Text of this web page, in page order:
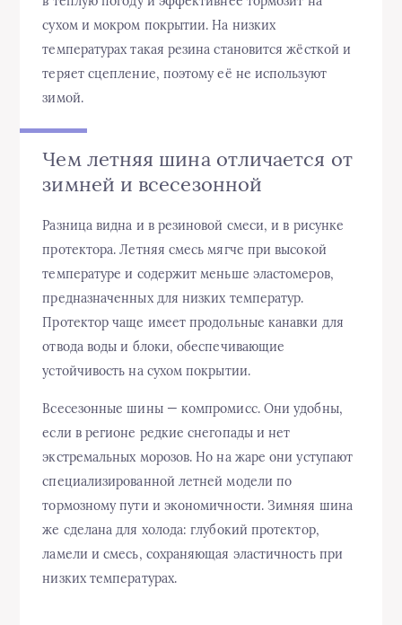
сухом и мокром покрытии. На низких
температурах такая резина становится жёсткой и
теряет сцепление, поэтому её не используют
зимой.
Чем летняя шина отличается от
зимней и всесезонной
Разница видна и в резиновой смеси, и в рисунке
протектора. Летняя смесь мягче при высокой
температуре и содержит меньше эластомеров,
предназначенных для низких температур.
Протектор чаще имеет продольные канавки для
отвода воды и блоки, обеспечивающие
устойчивость на сухом покрытии.
Всесезонные шины — компромисс. Они удобны,
если в регионе редкие снегопады и нет
экстремальных морозов. Но на жаре они уступают
специализированной летней модели по
тормозному пути и экономичности. Зимняя шина
же сделана для холода: глубокий протектор,
ламели и смесь, сохраняющая эластичность при
низких температурах.